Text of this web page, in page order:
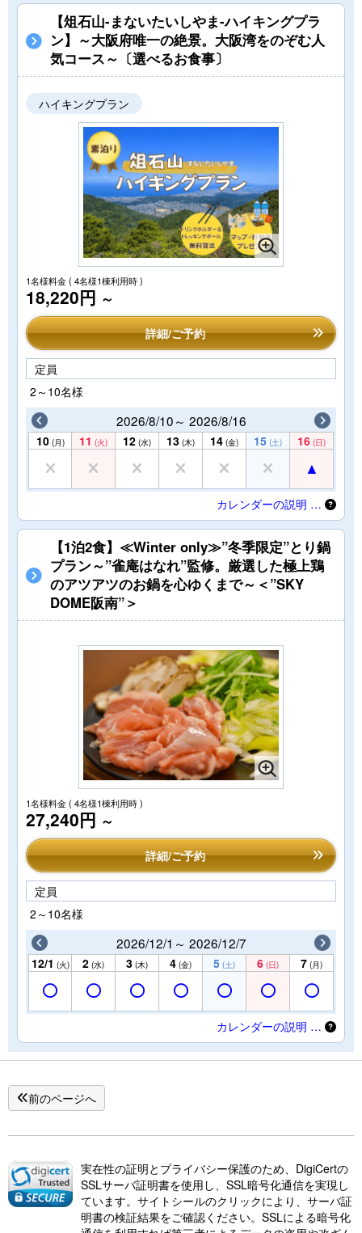
【俎石山-まないたいしやま-ハイキングプラ
ン】～大阪府唯一の絶景。大阪湾をのぞむ人
気コース～〔選べるお食事〕
ハイキングプラン
1名様料金( 4名様1棟利用時 )
18,220円 ～
詳細/ご予約
定員
2～10名様
2026/8/10～ 2026/8/16
10 (月) 11 (火) 12 (水) 13 (木) 14 (金) 15 (土) 16 (日)
カレンダーの説明 …
【1泊2食】≪Winter only≫”冬季限定”とり鍋
プラン～”雀庵はなれ”監修。厳選した極上鶏
のアツアツのお鍋を心ゆくまで～＜”SKY
DOME阪南”＞
1名様料金( 4名様1棟利用時 )
27,240円 ～
詳細/ご予約
定員
2～10名様
2026/12/1～ 2026/12/7
12/1 (火) 2 (水) 3 (木) 4 (金) 5 (土) 6 (日) 7 (月)
カレンダーの説明 …
前のページへ
実在性の証明とプライバシー保護のため、DigiCertの
SSLサーバ証明書を使用し、SSL暗号化通信を実現し
ています。サイトシールのクリックにより、サーバ証
明書の検証結果をご確認ください。SSLによる暗号化